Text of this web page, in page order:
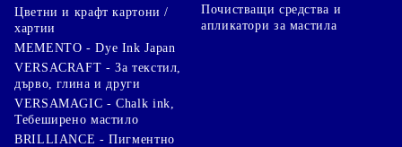
Цветни и крафт картони /
хартии
Почистващи средства и
апликатори за мастила
MEMENTO - Dye Ink Japan
VERSACRAFT - За текстил,
дърво, глина и други
VERSAMAGIC - Chalk ink,
Тебеширено мастило
BRILLIANCE - Пигментно